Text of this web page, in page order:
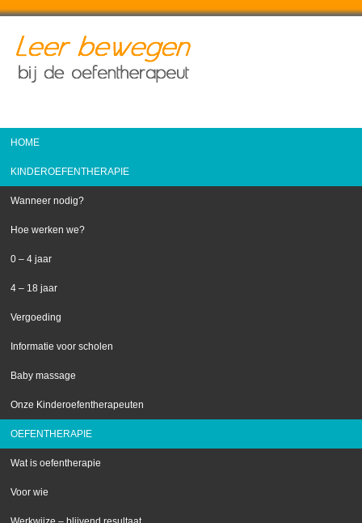
HOME
KINDEROEFENTHERAPIE
Wanneer nodig?
Hoe werken we?
0 – 4 jaar
4 – 18 jaar
Vergoeding
Informatie voor scholen
Baby massage
Onze Kinderoefentherapeuten
OEFENTHERAPIE
Wat is oefentherapie
Voor wie